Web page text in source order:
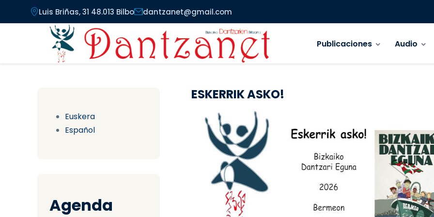
Pasar al contenido principal
Luis Briñas, 31 48.013 Bilbo dantzanet@gmail.com
Publicaciones Audio
Euskera
Español
Agenda
ESKERRIK ASKO!